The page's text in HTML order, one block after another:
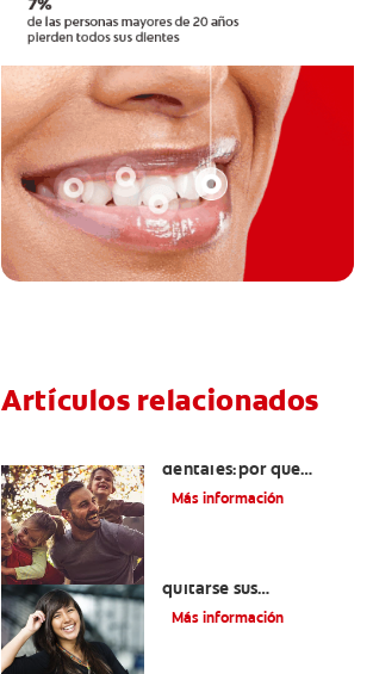
Artículos relacionados
dentales:por qué
usarlos y cómo
Más información
quitarse sus
retenedores fijos
Más información